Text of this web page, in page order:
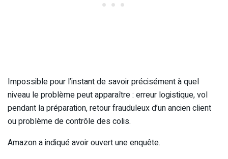
Impossible pour l’instant de savoir précisément à quel
niveau le problème peut apparaître : erreur logistique, vol
pendant la préparation, retour frauduleux d’un ancien client
ou problème de contrôle des colis.
Amazon a indiqué avoir ouvert une enquête.